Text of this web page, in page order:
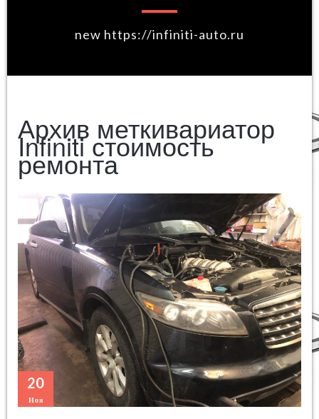
new https://infiniti-auto.ru
Архив меткивариатор
Infiniti стоимость
ремонта
20
Ноя